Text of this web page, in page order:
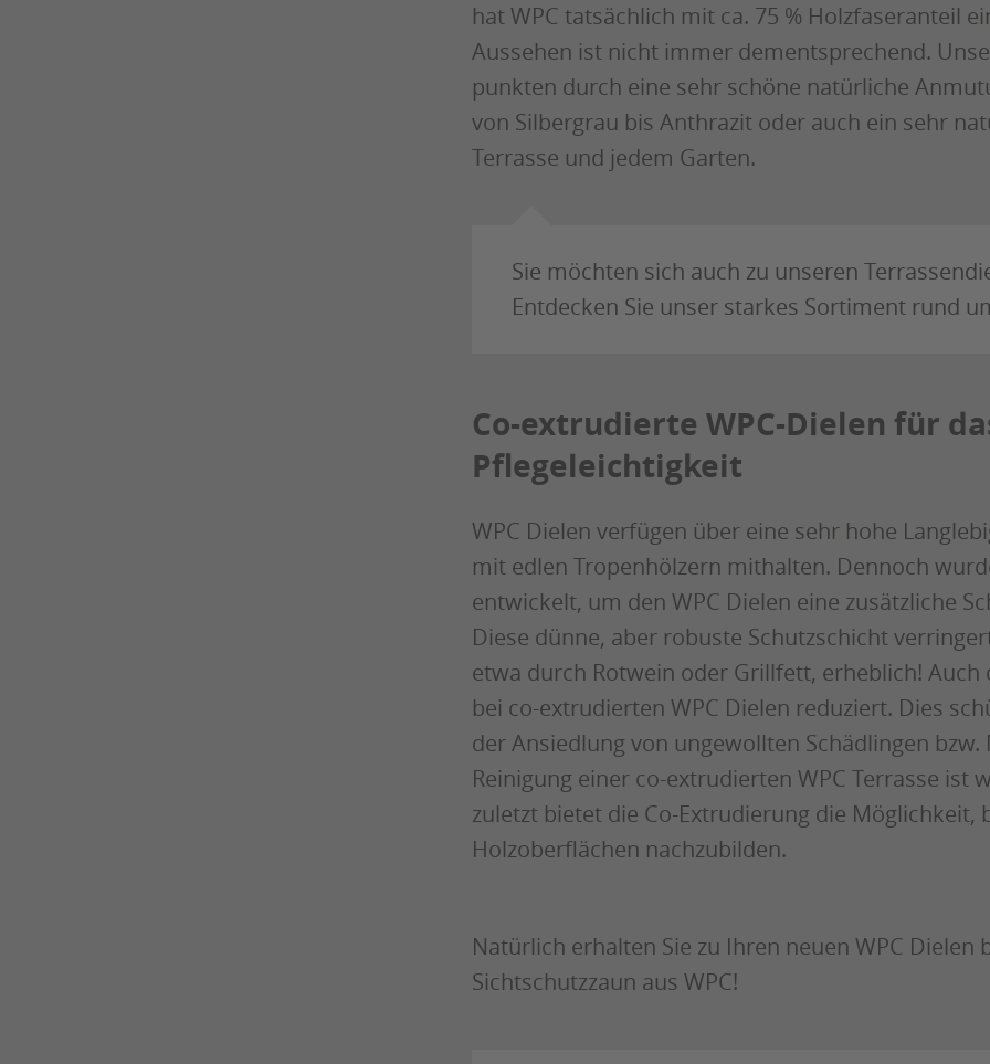
hat WPC tatsächlich mit ca. 75 % Holzfaseranteil
Aussehen ist nicht immer dementsprechend.
punkten durch eine sehr schöne natürliche
von Silbergrau bis Anthrazit oder auch ein sehr
Terrasse und jedem Garten.
Sie möchten sich auch zu unseren
Entdecken Sie unser starkes Sortiment rund
Co-extrudierte WPC-Dielen für
Pflegeleichtigkeit
WPC Dielen verfügen über eine sehr hohe
mit edlen Tropenhölzern mithalten. Dennoch
entwickelt, um den WPC Dielen eine zusätzliche
Diese dünne, aber robuste Schutzschicht
etwa durch Rotwein oder Grillfett, erheblich!
bei co-extrudierten WPC Dielen reduziert. Dies
der Ansiedlung von ungewollten Schädlingen
Reinigung einer co-extrudierten WPC Terrasse ist
zuletzt bietet die Co-Extrudierung die
Holzoberflächen nachzubilden.
Natürlich erhalten Sie zu Ihren neuen WPC Dielen
Sichtschutzzaun aus WPC!